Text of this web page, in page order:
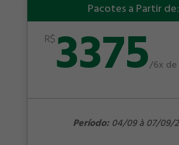
Pacotes a Partir de:
R$3375/6x de
Período: 04/09 à 07/09/